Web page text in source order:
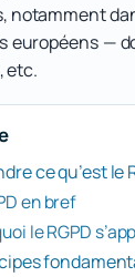
notamment
européens —
etc.
ce qu’est
en bref
le RGPD